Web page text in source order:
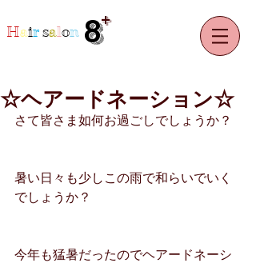
8
Hairsalon +
☆ヘアードネーション☆
さて皆さま如何お過ごしでしょうか？
暑い日々も少しこの雨で和らいでいく
でしょうか？
今年も猛暑だったのでヘアードネーシ